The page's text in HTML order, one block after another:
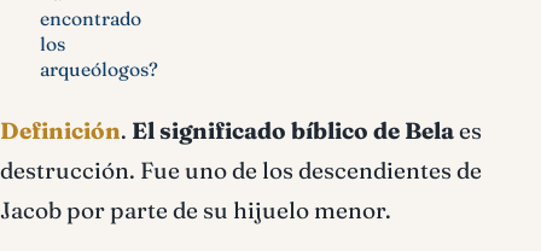
encontrado
los
arqueólogos?
Definición. El significado bíblico de Belaes
destrucción. Fue uno de los descendientes de
Jacob por parte de su hijuelo menor.